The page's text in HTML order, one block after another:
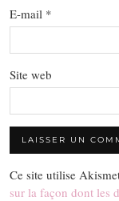
E-mail *
Site web
Ce site utilise
sur la façon dont les